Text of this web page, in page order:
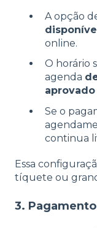
A opção
disponível
online.
O horário
agenda
aprovado
Se o
continua
Essa
tíquete ou
3.